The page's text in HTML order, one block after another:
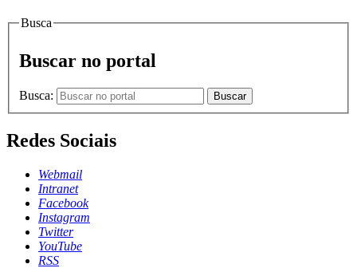
Busca
Buscar no portal
Busca: Buscar
Redes Sociais
Webmail
Intranet
Facebook
Instagram
Twitter
YouTube
RSS